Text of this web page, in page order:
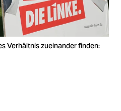
Verhältnis zueinander finden: